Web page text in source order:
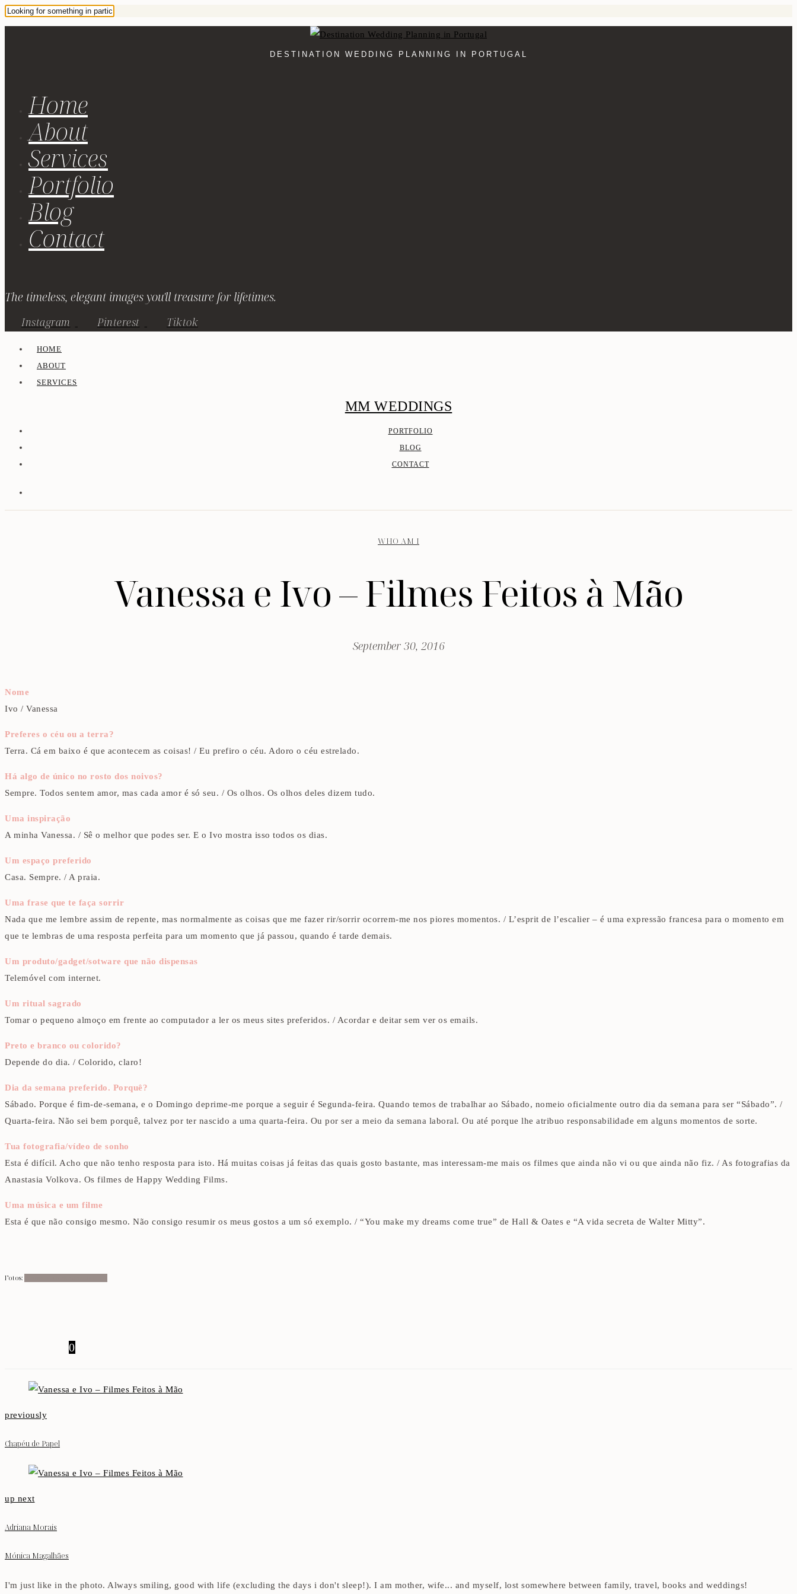
DESTINATION WEDDING PLANNING IN PORTUGAL
Home
About
Services
Portfolio
Blog
Contact
The timeless, elegant images you'll treasure for lifetimes.
Instagram Pinterest Tiktok
HOME
ABOUT
SERVICES
MM WEDDINGS
PORTFOLIO
BLOG
CONTACT
WHO AM I
Vanessa e Ivo – Filmes Feitos à Mão
September 30, 2016
Nome
Ivo / Vanessa
Preferes o céu ou a terra?
Terra. Cá em baixo é que acontecem as coisas! / Eu prefiro o céu. Adoro o céu estrelado.
Há algo de único no rosto dos noivos?
Sempre. Todos sentem amor, mas cada amor é só seu. / Os olhos. Os olhos deles dizem tudo.
Uma inspiração
A minha Vanessa. / Sê o melhor que podes ser. E o Ivo mostra isso todos os dias.
Um espaço preferido
Casa. Sempre. / A praia.
Uma frase que te faça sorrir
Nada que me lembre assim de repente, mas normalmente as coisas que me fazer rir/sorrir ocorrem-me nos piores momentos. / L’esprit de l’escalier – é uma expressão francesa para o momento em
que te lembras de uma resposta perfeita para um momento que já passou, quando é tarde demais.
Um produto/gadget/sotware que não dispensas
Telemóvel com internet.
Um ritual sagrado
Tomar o pequeno almoço em frente ao computador a ler os meus sites preferidos. / Acordar e deitar sem ver os emails.
Preto e branco ou colorido?
Depende do dia. / Colorido, claro!
Dia da semana preferido. Porquê?
Sábado. Porque é fim-de-semana, e o Domingo deprime-me porque a seguir é Segunda-feira. Quando temos de trabalhar ao Sábado, nomeio oficialmente outro dia da semana para ser “Sábado”. /
Quarta-feira. Não sei bem porquê, talvez por ter nascido a uma quarta-feira. Ou por ser a meio da semana laboral. Ou até porque lhe atribuo responsabilidade em alguns momentos de sorte.
Tua fotografia/vídeo de sonho
Esta é difícil. Acho que não tenho resposta para isto. Há muitas coisas já feitas das quais gosto bastante, mas interessam-me mais os filmes que ainda não vi ou que ainda não fiz. / As fotografias da
Anastasia Volkova. Os filmes de Happy Wedding Films.
Uma música e um filme
Esta é que não consigo mesmo. Não consigo resumir os meus gostos a um só exemplo. / “You make my dreams come true” de Hall & Oates e “A vida secreta de Walter Mitty”.
Fotos:
0
previously
Chapéu de Papel
up next
Adriana Morais
Mónica Magalhães
I'm just like in the photo. Always smiling, good with life (excluding the days i don't sleep!). I am mother, wife... and myself, lost somewhere between family, travel, books and weddings!